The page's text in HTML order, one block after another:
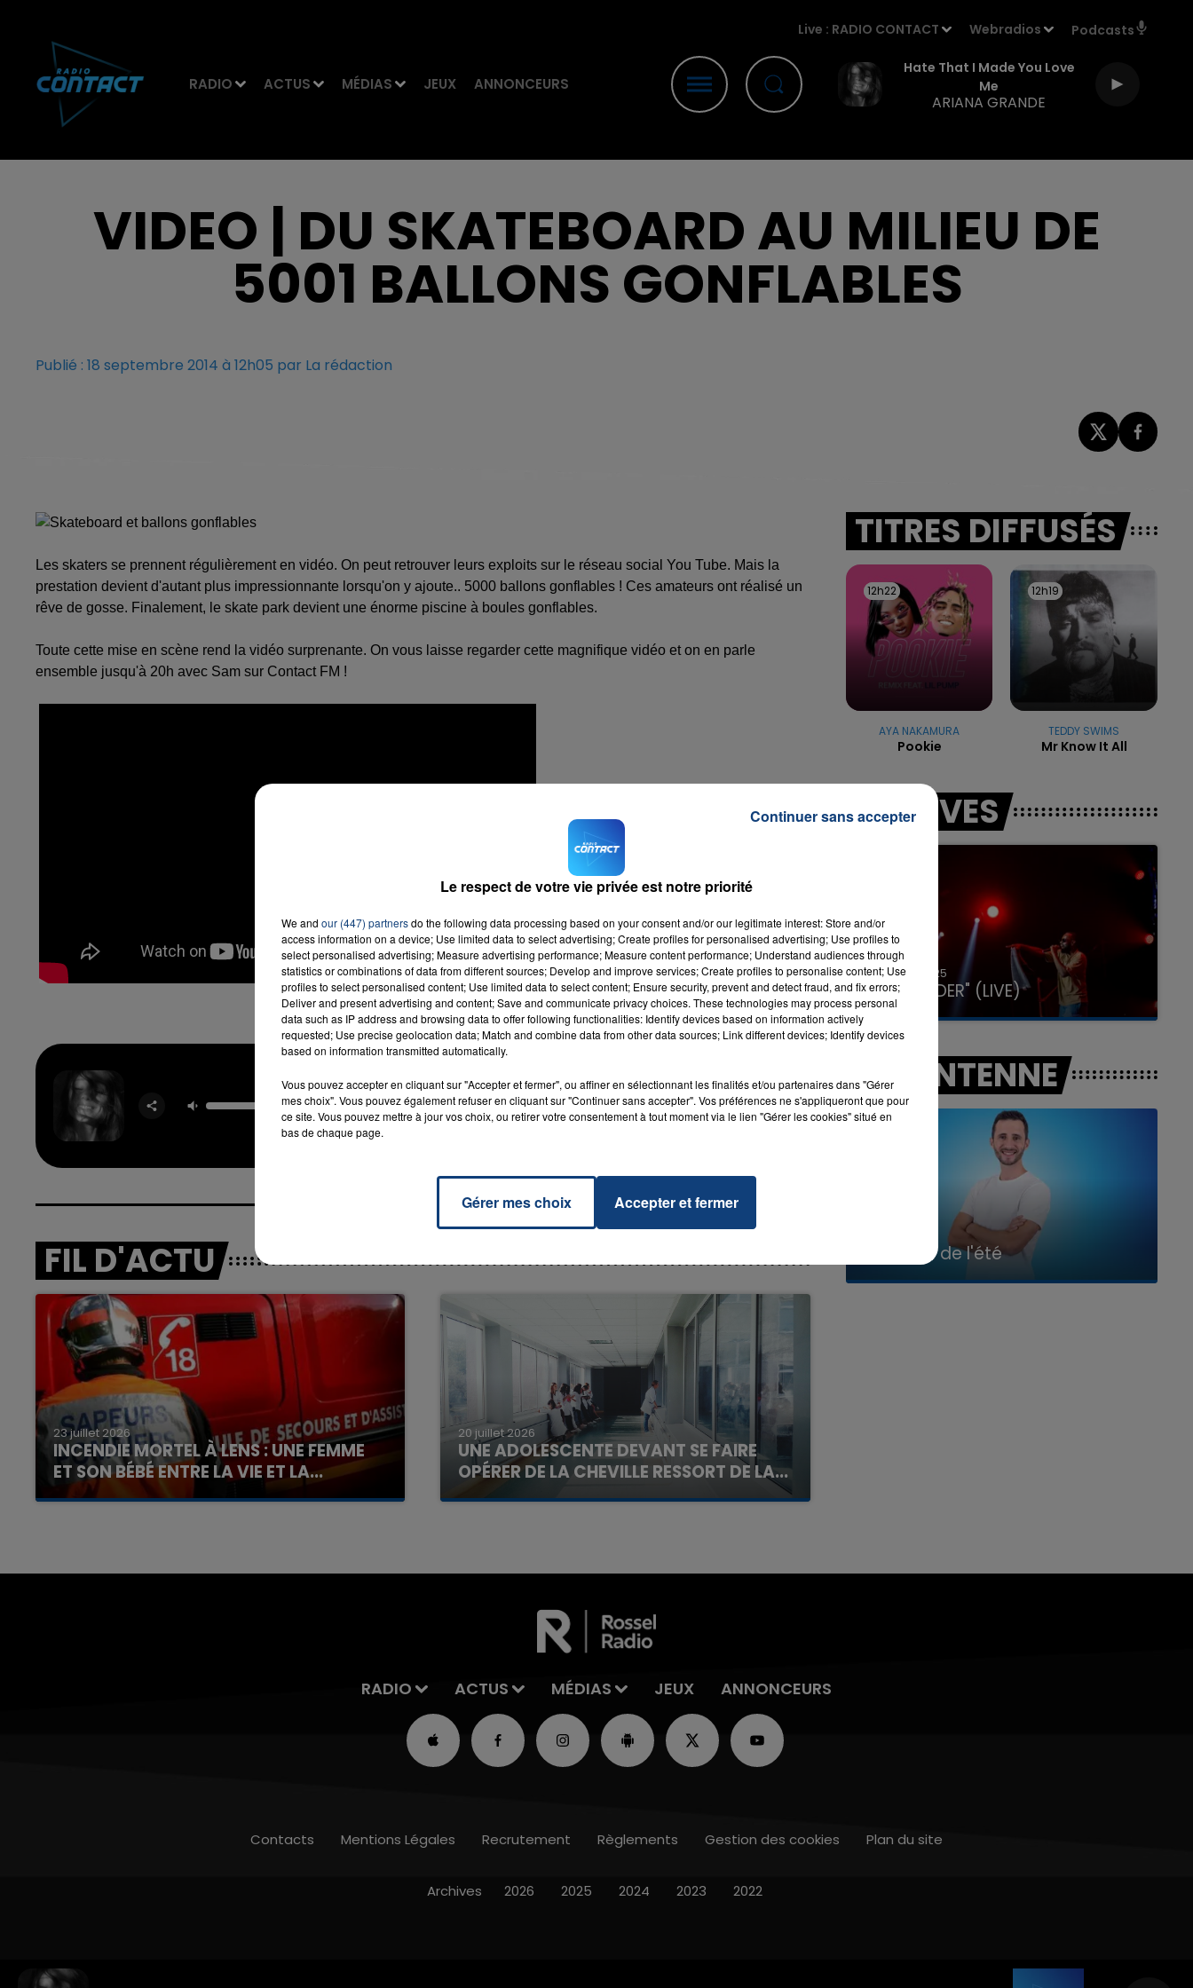
RADIO ACTUS MÉDIAS JEUX ANNONCEURS
Live : RADIO CONTACT Webradios Podcasts
Hate That I Made You Love
Me
ARIANA GRANDE
VIDEO | DU SKATEBOARD AU MILIEU DE
5001 BALLONS GONFLABLES
Publié : 18 septembre 2014 à 12h05 par La rédaction
Les skaters se prennent régulièrement en vidéo. On peut retrouver leurs exploits sur le réseau social You Tube. Mais la
prestation devient d'autant plus impressionnante lorsqu'on y ajoute.. 5000 ballons gonflables ! Ces amateurs ont réalisé un
rêve de gosse. Finalement, le skate park devient une énorme piscine à boules gonflables.
Toute cette mise en scène rend la vidéo surprenante. On vous laisse regarder cette magnifique vidéo et on en parle
ensemble jusqu'à 20h avec Sam sur Contact FM !
Made You Love
Me
ARIANA
GRANDE
RADIO CONTACT
FIL D'ACTU
23 juillet 2026
INCENDIE MORTEL À LENS : UNE FEMME
ET SON BÉBÉ ENTRE LA VIE ET LA...
Un homme s'est immolé par le feu après avoir
20 juillet 2026
UNE ADOLESCENTE DEVANT SE FAIRE
OPÉRER DE LA CHEVILLE RESSORT DE LA...
La famille a porté plainte contre la clinique qui a
TITRES DIFFUSÉS
12h22
12h22
AYA NAKAMURA
Pookie
12h19
12h19
TEDDY SWIMS
Mr Know It All
LES LIVES
31 janvier 2025
GIMS "SPIDER" (LIVE)
A L'ANTENNE
La Team de l'été
RADIO ACTUS MÉDIAS JEUX ANNONCEURS
Contacts Mentions Légales Recrutement Règlements Gestion des cookies Plan du site
Archives 2026 2025 2024 2023 2022
Le respect de votre vie privée est notre priorité
We and our (447) partnersdo the following data processing based on your consent and/or our legitimate interest: Store and/or
access information on a device; Use limited data to select advertising; Create profiles for personalised advertising; Use profiles to
select personalised advertising; Measure advertising performance; Measure content performance; Understand audiences through
statistics or combinations of data from different sources; Develop and improve services; Create profiles to personalise content; Use
profiles to select personalised content; Use limited data to select content; Ensure security, prevent and detect fraud, and fix errors;
Deliver and present advertising and content; Save and communicate privacy choices. These technologies may process personal
data such as IP address and browsing data to offer following functionalities: Identify devices based on information actively
requested; Use precise geolocation data; Match and combine data from other data sources; Link different devices; Identify devices
based on information transmitted automatically.
Vous pouvez accepter en cliquant sur "Accepter et fermer", ou affiner en sélectionnant les finalités et/ou partenaires dans "Gérer
mes choix". Vous pouvez également refuser en cliquant sur "Continuer sans accepter". Vos préférences ne s'appliqueront que pour
ce site. Vous pouvez mettre à jour vos choix, ou retirer votre consentement à tout moment via le lien "Gérer les cookies" situé en
bas de chaque page.
Gérer mes choix Accepter et fermer
Continuer sans accepter